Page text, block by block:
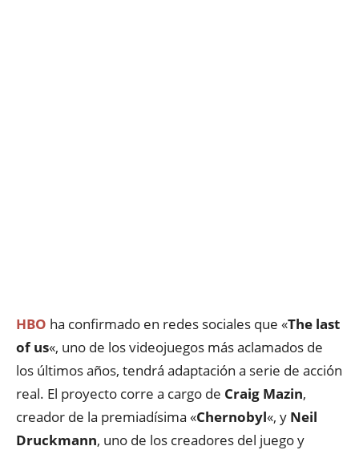
HBO ha confirmado en redes sociales que «The last
of us«, uno de los videojuegos más aclamados de
los últimos años, tendrá adaptación a serie de acción
real. El proyecto corre a cargo de Craig Mazin,
creador de la premiadísima «Chernobyl«, y Neil
Druckmann, uno de los creadores del juego y